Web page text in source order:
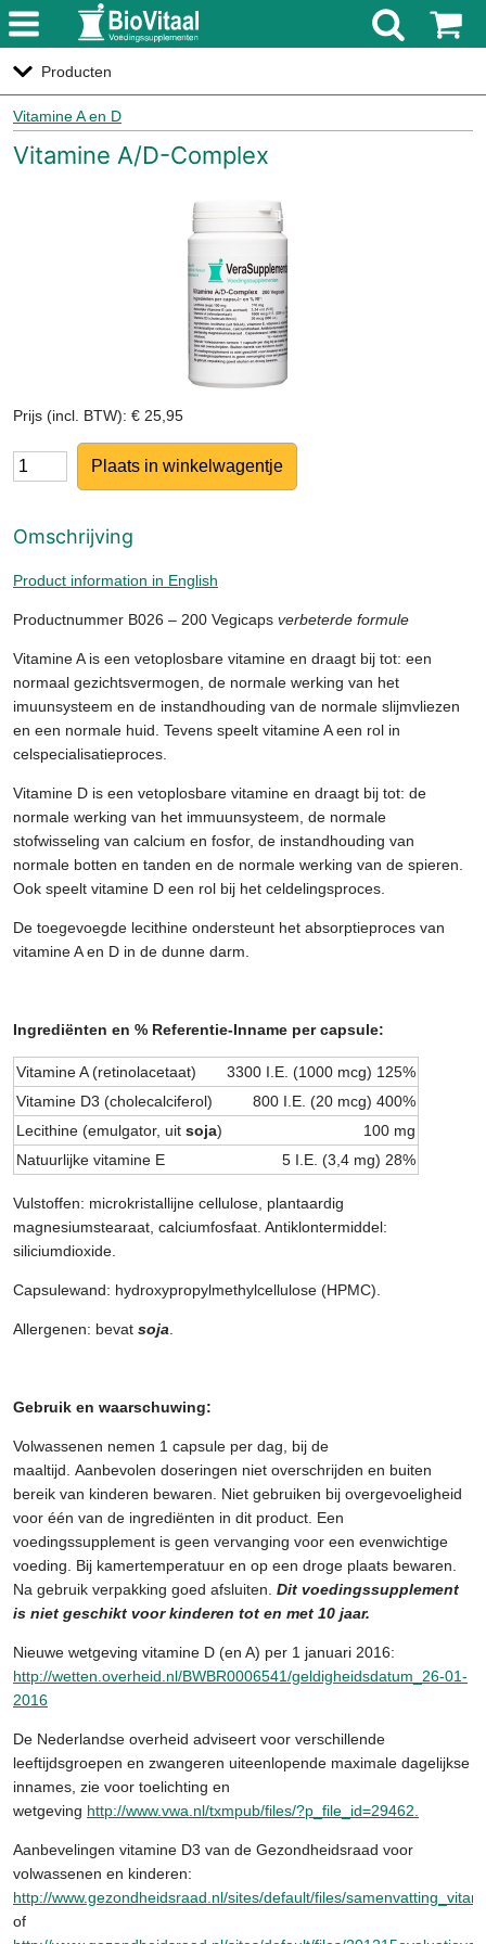
Producten
Vitamine A en D
Vitamine A/D-Complex
Prijs (incl. BTW): € 25,95
Aantal
Omschrijving
Product information in English
Productnummer B026 – 200 Vegicaps verbeterde formule
Vitamine A is een vetoplosbare vitamine en draagt bij tot: een
normaal gezichtsvermogen, de normale werking van het
imuunsysteem en de instandhouding van de normale slijmvliezen
en een normale huid. Tevens speelt vitamine A een rol in
celspecialisatieproces.
Vitamine D is een vetoplosbare vitamine en draagt bij tot: de
normale werking van het immuunsysteem, de normale
stofwisseling van calcium en fosfor, de instandhouding van
normale botten en tanden en de normale werking van de spieren.
Ook speelt vitamine D een rol bij het celdelingsproces.
De toegevoegde lecithine ondersteunt het absorptieproces van
vitamine A en D in de dunne darm.
Ingrediënten en % Referentie-Inname per capsule:
Vitamine A (retinolacetaat)
3300 I.E. (1000 mcg) 125%
Vitamine D3 (cholecalciferol)
800 I.E. (20 mcg) 400%
Lecithine (emulgator, uit soja)
100 mg
Natuurlijke vitamine E
5 I.E. (3,4 mg) 28%
Vulstoffen: microkristallijne cellulose, plantaardig
magnesiumstearaat, calciumfosfaat. Antiklontermiddel:
siliciumdioxide.
Capsulewand: hydroxypropylmethylcellulose (HPMC).
Allergenen: bevat soja
Gebruik en waarschuwing:
Volwassenen nemen 1 capsule per dag, bij de
maaltijd. Aanbevolen doseringen niet overschrijden en buiten
bereik van kinderen bewaren. Niet gebruiken bij overgevoeligheid
voor één van de ingrediënten in dit product. Een
voedingssupplement is geen vervanging voor een evenwichtige
voeding. Bij kamertemperatuur en op een droge plaats bewaren.
Na gebruik verpakking goed afsluiten. Dit voedingssupplement
is niet geschikt voor kinderen tot en met 10 jaar.
Nieuwe wetgeving vitamine D (en A) per 1 januari 2016:
http://wetten.overheid.nl/BWBR0006541/geldigheidsdatum_26-01-
2016
De Nederlandse overheid adviseert voor verschillende
leeftijdsgroepen en zwangeren uiteenlopende maximale dagelijkse
innames, zie voor toelichting en
wetgeving http://www.vwa.nl/txmpub/files/?p_file_id=29462.
Aanbevelingen vitamine D3 van de Gezondheidsraad voor
volwassenen en kinderen:
http://www.gezondheidsraad.nl/sites/default/files/
of